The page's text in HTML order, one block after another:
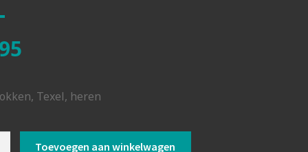
Texel, heren
Toevoegen aan winkelwagen